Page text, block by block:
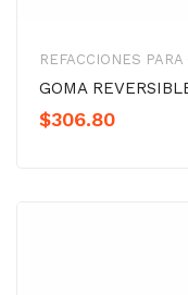
REFACCIONES
GOMA
$306.80